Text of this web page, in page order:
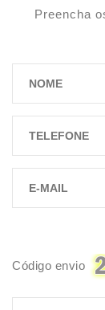
Preencha
Código envio